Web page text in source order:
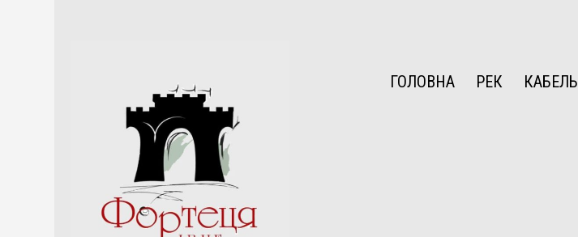
ГОЛОВНА РЕК КАБЕЛЬ